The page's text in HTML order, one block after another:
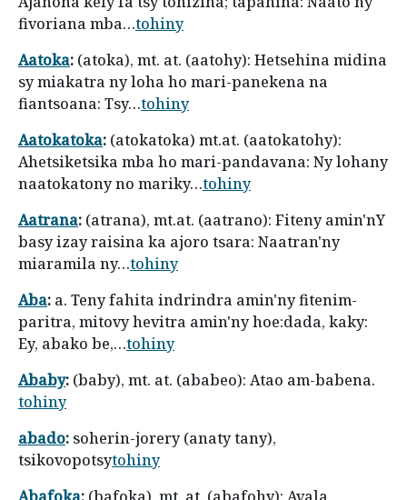
fivoriana mba…tohiny
Aatoka: (atoka), mt. at. (aatohy): Hetsehina midina
sy miakatra ny loha ho mari-panekena na
fiantsoana: Tsy…tohiny
Aatokatoka: (atokatoka) mt.at. (aatokatohy):
Ahetsiketsika mba ho mari-pandavana: Ny lohany
naatokatony no mariky…tohiny
Aatrana: (atrana), mt.at. (aatrano): Fiteny amin'nY
basy izay raisina ka ajoro tsara: Naatran'ny
miaramila ny…tohiny
Aba: a. Teny fahita indrindra amin'ny fitenim-
paritra, mitovy hevitra amin'ny hoe:dada, kaky:
Ey, abako be,…tohiny
Ababy: (baby), mt. at. (ababeo): Atao am-babena.
tohiny
abado: soherin-jorery (anaty tany),
tsikovopotsytohiny